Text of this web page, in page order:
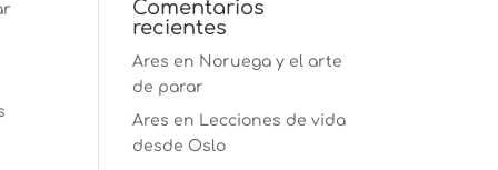
Comentarios
recientes
Ares en Noruega y el arte
de parar
Ares en Lecciones de vida
desde Oslo